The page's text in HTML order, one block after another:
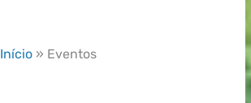
Início» Eventos